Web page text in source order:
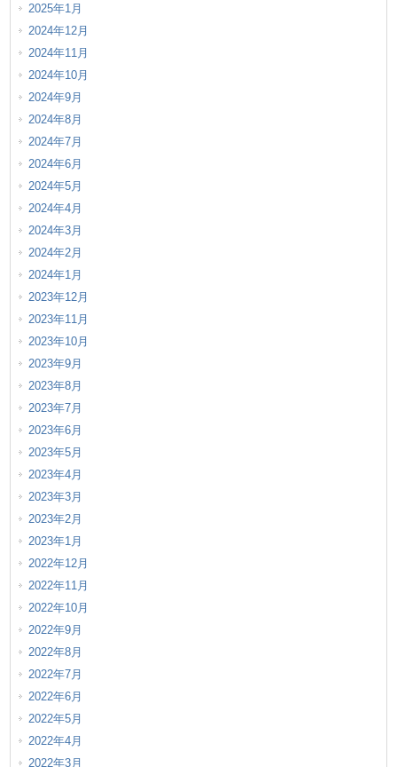
2025年1月
2024年12月
2024年11月
2024年10月
2024年9月
2024年8月
2024年7月
2024年6月
2024年5月
2024年4月
2024年3月
2024年2月
2024年1月
2023年12月
2023年11月
2023年10月
2023年9月
2023年8月
2023年7月
2023年6月
2023年5月
2023年4月
2023年3月
2023年2月
2023年1月
2022年12月
2022年11月
2022年10月
2022年9月
2022年8月
2022年7月
2022年6月
2022年5月
2022年4月
2022年3月